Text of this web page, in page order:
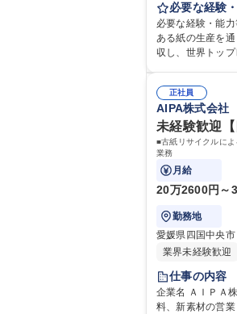
操作業務:パルプ
必要な経験
必要な経験・能力
ある紙の生産を
収し、世界トッ
正社員
AIPA株式会社
未経験歓迎
■古紙リサイクルに
業務
月給
20万2600円～
勤務地
愛媛県四国中央市
業界未経験歓迎
仕事の内容
企業名 ＡＩＰＡ株式会社 求人名 未経験歓迎【四国中央/法人営業】◎17:30までに退勤可/残業ほぼなし/土日祝休 仕事
料、新素材の営